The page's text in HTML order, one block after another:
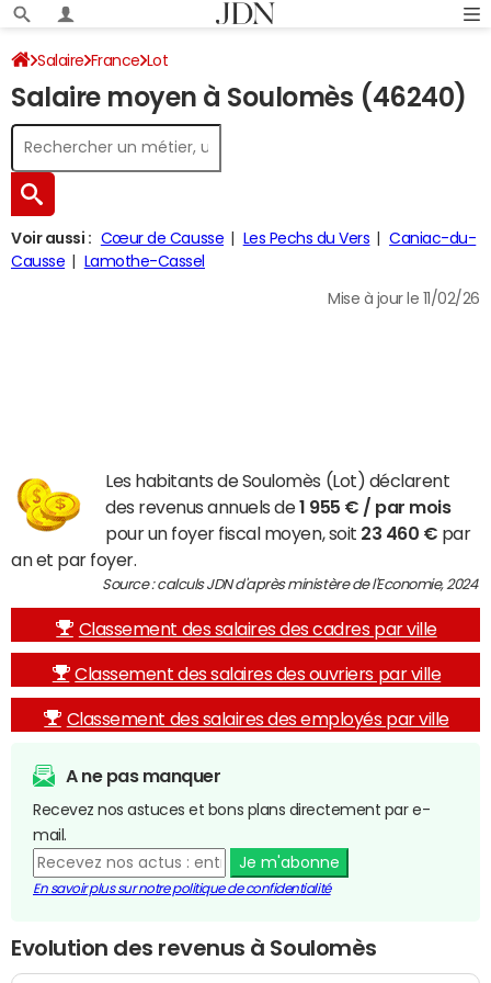
Salaire France Lot
Salaire moyen à Soulomès (46240)
Voir aussi : Cœur de Causse Les Pechs du Vers
Caniac-du-
Causse
Lamothe-Cassel
Mise à jour le 11/02/26
Les habitants de Soulomès (Lot) déclarent
des revenus annuels de1 955 € / par mois
pour un foyer fiscal moyen, soit 23 460 € par
an et par foyer.
Source : calculs JDN d'après ministère de l'Economie, 2024
Classement des salaires des cadres par ville
Classement des salaires des ouvriers par ville
Classement des salaires des employés par ville
A ne pas manquer
Recevez nos astuces et bons plans directement par e-
mail.
Je m'abonne
En savoir plus sur notre politique de confidentialité
Evolution des revenus à Soulomès